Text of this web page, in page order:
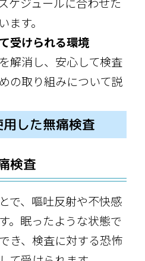
す。
受けられる環境
解消し、安心して検査
の取り組みについて説
した無痛検査
検査
で、嘔吐反射や不快感
。眠ったような状態で
き、検査に対する恐怖